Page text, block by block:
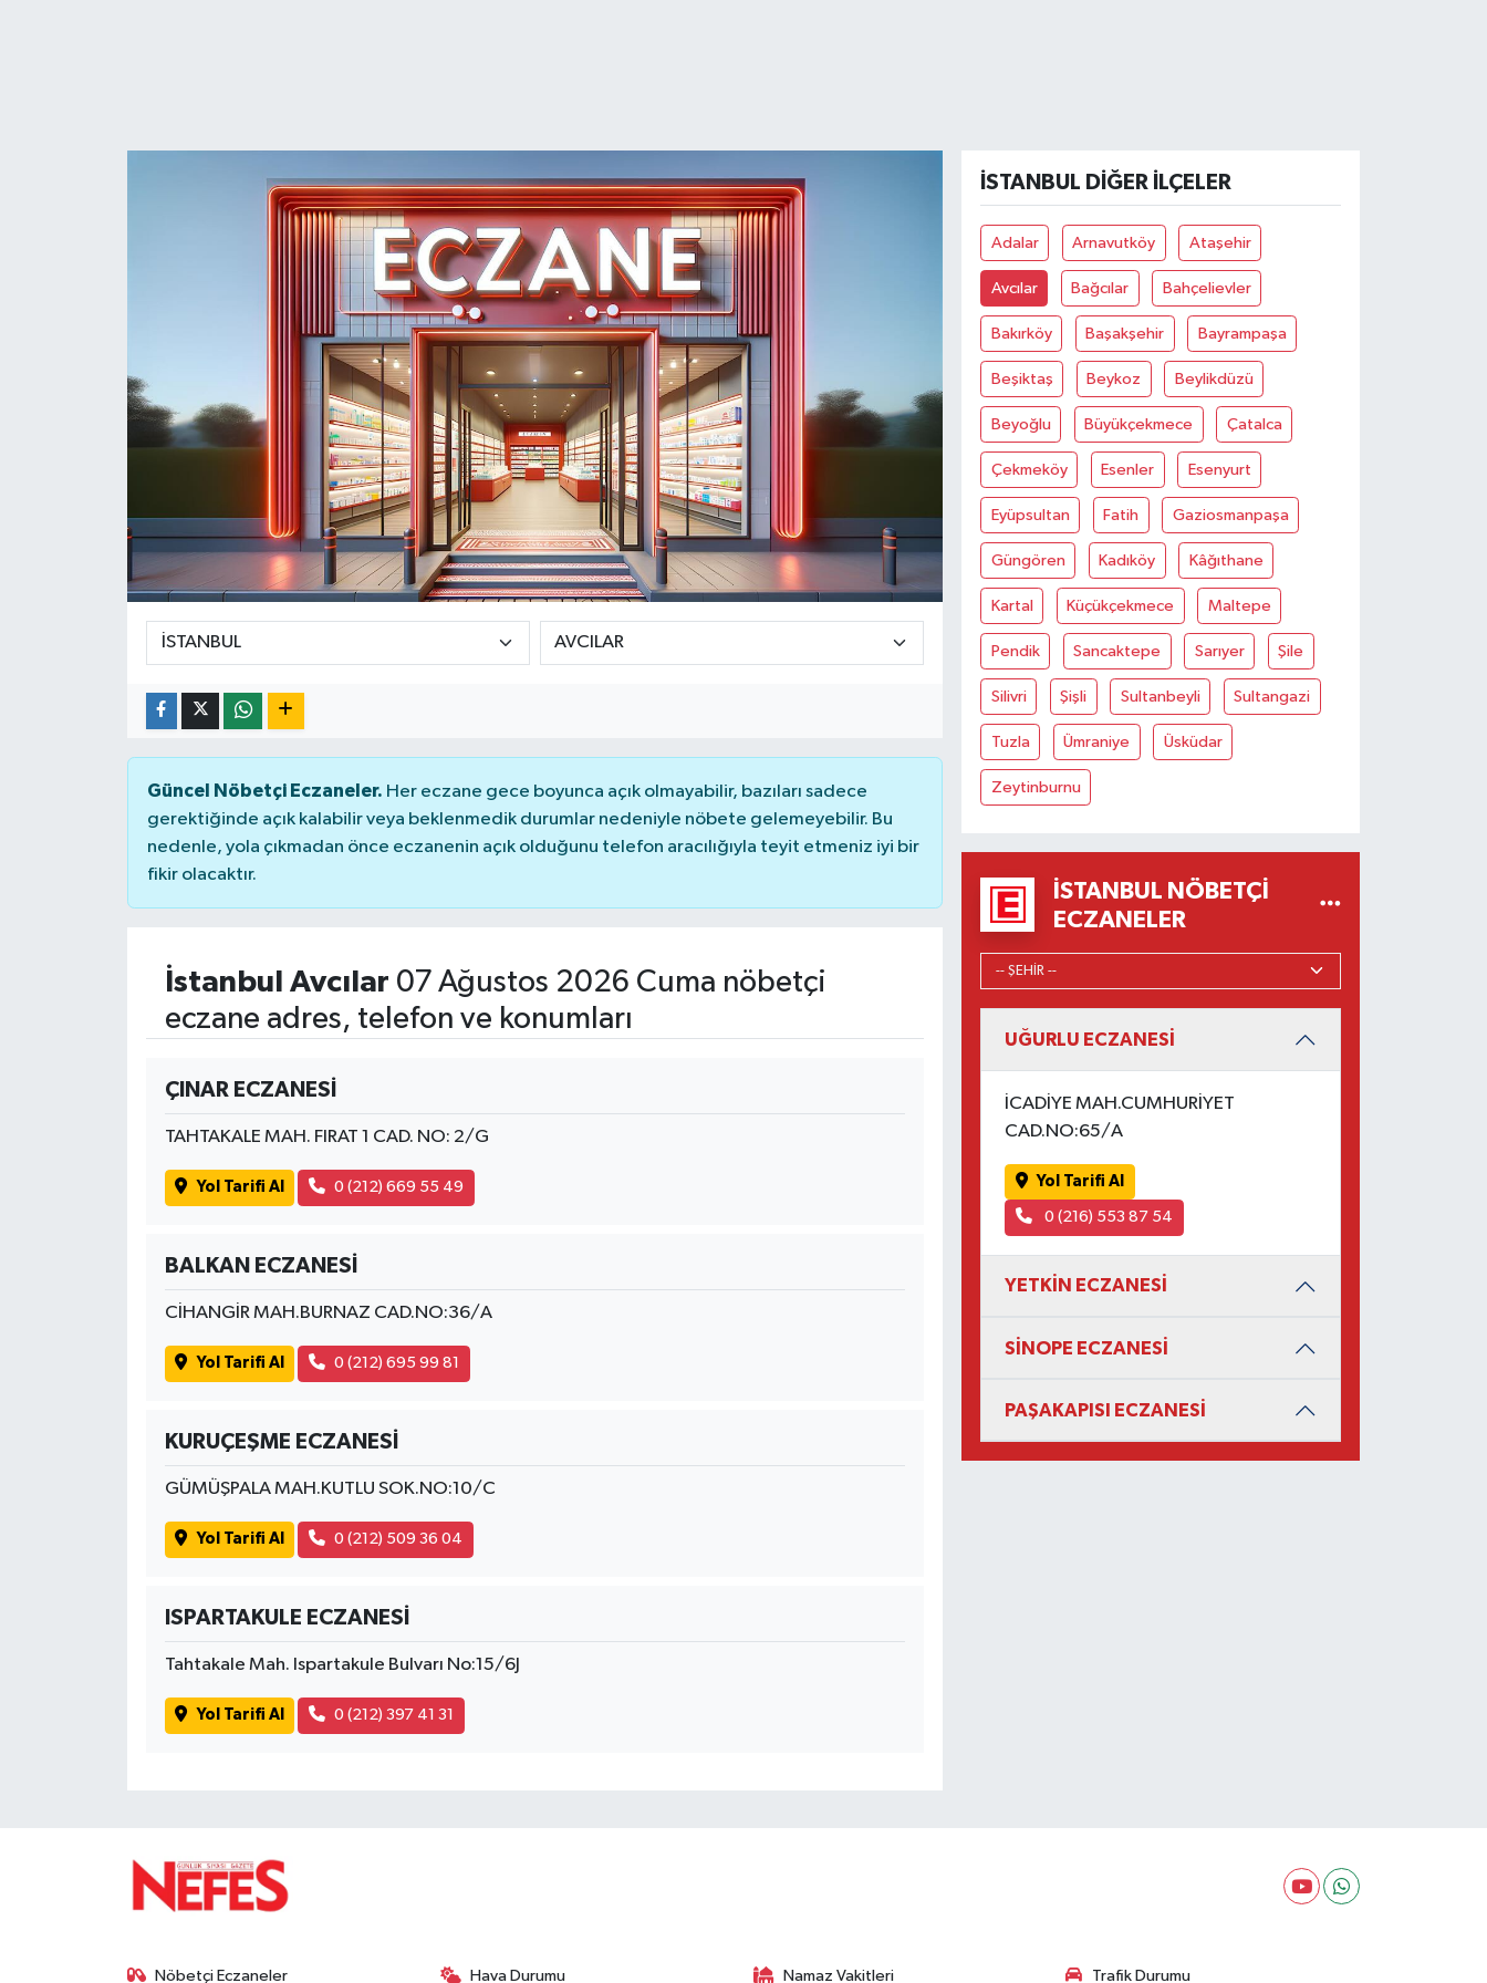
Güncel Nöbetçi Eczaneler. Her eczane gece boyunca açık olmayabilir, bazıları sadece
gerektiğinde açık kalabilir veya beklenmedik durumlar nedeniyle nöbete gelemeyebilir. Bu
nedenle, yola çıkmadan önce eczanenin açık olduğunu telefon aracılığıyla teyit etmeniz iyi bir
fikir olacaktır.
İstanbul Avcılar 07 Ağustos 2026 Cuma nöbetçi
eczane adres, telefon ve konumları
ÇINAR ECZANESİ
TAHTAKALE MAH. FIRAT 1 CAD. NO: 2/G
Yol Tarifi Al 0 (212) 669 55 49
BALKAN ECZANESİ
CİHANGİR MAH.BURNAZ CAD.NO:36/A
Yol Tarifi Al 0 (212) 695 99 81
KURUÇEŞME ECZANESİ
GÜMÜŞPALA MAH.KUTLU SOK.NO:10/C
Yol Tarifi Al 0 (212) 509 36 04
ISPARTAKULE ECZANESİ
Tahtakale Mah. Ispartakule Bulvarı No:15/6J
Yol Tarifi Al 0 (212) 397 41 31
İSTANBUL DIĞER İLÇELER
Adalar Arnavutköy Ataşehir
Avcılar Bağcılar Bahçelievler
Bakırköy Başakşehir Bayrampaşa
Beşiktaş Beykoz Beylikdüzü
Beyoğlu Büyükçekmece Çatalca
Çekmeköy Esenler Esenyurt
Eyüpsultan Fatih Gaziosmanpaşa
Güngören Kadıköy Kâğıthane
Kartal Küçükçekmece Maltepe
Pendik Sancaktepe Sarıyer Şile
Silivri Şişli Sultanbeyli Sultangazi
Tuzla Ümraniye Üsküdar
Zeytinburnu
İSTANBUL NÖBETÇI
ECZANELER
UĞURLU ECZANESİ
İCADİYE MAH.CUMHURİYET
CAD.NO:65/A
Yol Tarifi Al
0 (216) 553 87 54
YETKİN ECZANESİ
SİNOPE ECZANESİ
PAŞAKAPISI ECZANESİ
Nöbetçi Eczaneler Hava Durumu Namaz Vakitleri Trafik Durumu